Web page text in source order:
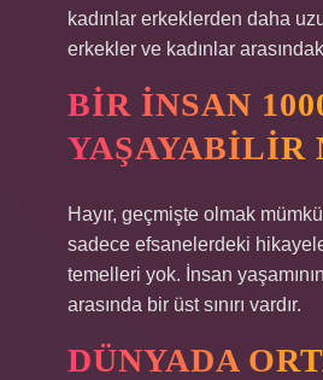
kadınlar erkeklerden daha
erkekler ve kadınlar
BIR INSAN
YAŞAYABILIR
Hayır, geçmişte olmak
sadece efsanelerdeki
temelleri yok. İnsan
arasında bir üst sınırı vardır.
DÜNYADA